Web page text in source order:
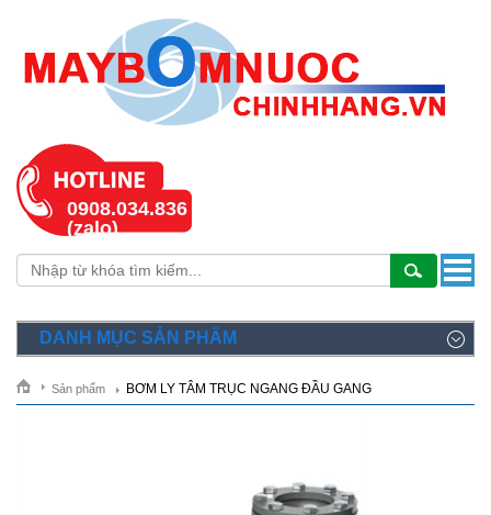
0908.034.836
(zalo)
DANH MỤC SẢN PHẨM
Sản phẩm BƠM LY TÂM TRỤC NGANG ĐẦU GANG